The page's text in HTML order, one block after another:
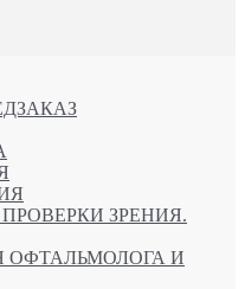
ЗРЕНИЯ.
И